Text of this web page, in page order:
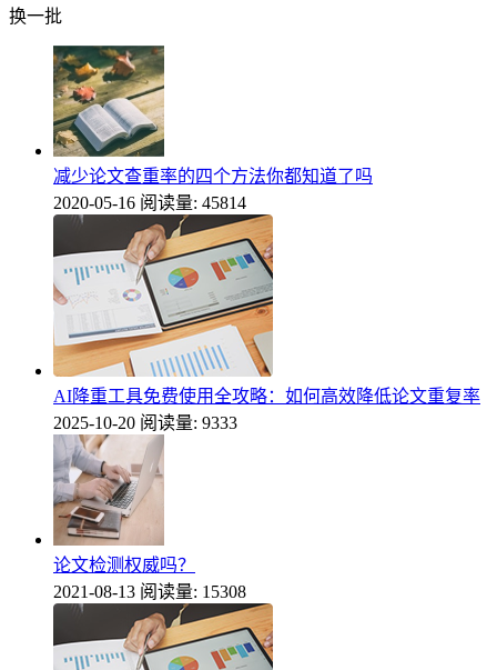
换一批
减少论文查重率的四个方法你都知道了吗
2020-05-16 阅读量: 45814
AI降重工具免费使用全攻略：如何高效降低论文重复率
2025-10-20 阅读量: 9333
论文检测权威吗？
2021-08-13 阅读量: 15308